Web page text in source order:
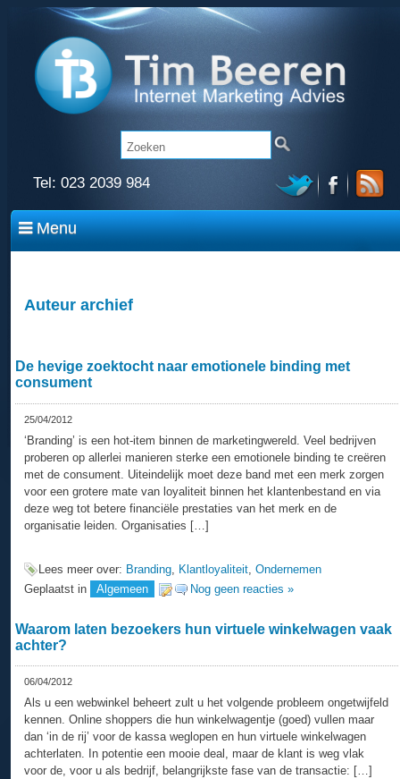
Tel: 023 2039 984
Menu
Auteur archief
De hevige zoektocht naar emotionele binding met
consument
25/04/2012
‘Branding’ is een hot-item binnen de marketingwereld. Veel bedrijven
proberen op allerlei manieren sterke een emotionele binding te creëren
met de consument. Uiteindelijk moet deze band met een merk zorgen
voor een grotere mate van loyaliteit binnen het klantenbestand en via
deze weg tot betere financiële prestaties van het merk en de
organisatie leiden. Organisaties […]
Lees meer over: Branding Klantloyaliteit Ondernemen
Geplaatst in
Algemeen Nog geen reacties »
Waarom laten bezoekers hun virtuele winkelwagen vaak
achter?
06/04/2012
Als u een webwinkel beheert zult u het volgende probleem ongetwijfeld
kennen. Online shoppers die hun winkelwagentje (goed) vullen maar
dan ‘in de rij’ voor de kassa weglopen en hun virtuele winkelwagen
achterlaten. In potentie een mooie deal, maar de klant is weg vlak
voor de, voor u als bedrijf, belangrijkste fase van de transactie: […]